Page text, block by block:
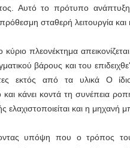
Αυτό το πρότυπο ανάπτυξης
σταθερή λειτουργία και
κύριο πλεονέκτημα
βάρους και του
εκτός από τα υλικά Ο
και κάνει κοντά τη συνέπεια
ελαχιστοποιείται και η μηχανή
υπόψη που ο τρόπος του